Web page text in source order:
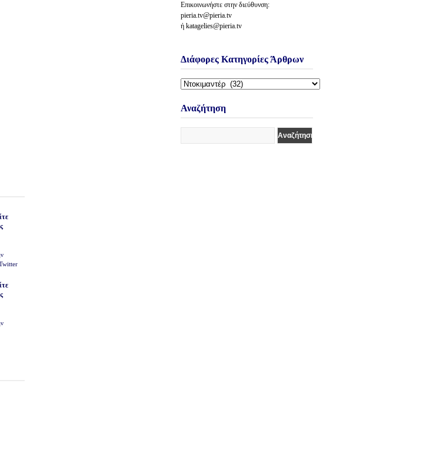
Επικοινωνήστε στην διεύθυνση:
pieria.tv@pieria.tv
ή katagelies@pieria.tv
Διάφορες Κατηγορίες Άρθρων
Διάφορες
Άρθρων
Αναζήτηση